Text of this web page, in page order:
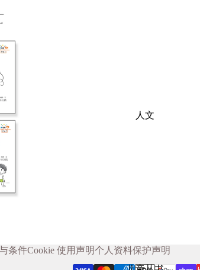
人文
条件Cookie 使用声明个人资料保护声明